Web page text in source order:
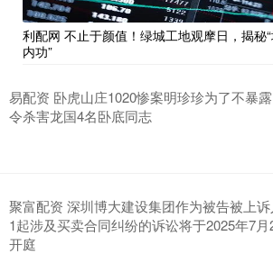
利配网 不止于颜值！绿城工地观摩日，揭秘“
内功”
易配资 卧虎山庄1020惨案明珍珍为了不暴
令杀害龙国4名卧底同志
聚富配资 深圳博大建设集团作为被告被上
1起涉及买卖合同纠纷的诉讼将于2025年7月
开庭